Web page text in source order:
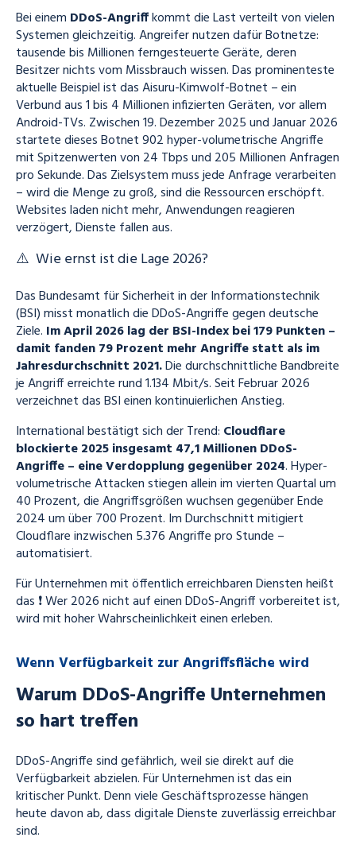
Bei einem DDoS-Angriffkommt die Last verteilt von vielen
Systemen gleichzeitig. Angreifer nutzen dafür Botnetze:
tausende bis Millionen ferngesteuerte Geräte, deren
Besitzer nichts vom Missbrauch wissen. Das prominenteste
aktuelle Beispiel ist das Aisuru-Kimwolf-Botnet – ein
Verbund aus 1 bis 4 Millionen infizierten Geräten, vor allem
Android-TVs. Zwischen 19. Dezember 2025 und Januar 2026
startete dieses Botnet 902 hyper-volumetrische Angriffe
mit Spitzenwerten von 24 Tbps und 205 Millionen Anfragen
pro Sekunde. Das Zielsystem muss jede Anfrage verarbeiten
– wird die Menge zu groß, sind die Ressourcen erschöpft.
Websites laden nicht mehr, Anwendungen reagieren
verzögert, Dienste fallen aus.
⚠️ Wie ernst ist die Lage 2026?
Das Bundesamt für Sicherheit in der Informationstechnik
(BSI) misst monatlich die DDoS-Angriffe gegen deutsche
Ziele. Im April 2026 lag der BSI-Index bei 179 Punkten –
damit fanden 79 Prozent mehr Angriffe statt als im
Jahresdurchschnitt 2021.Die durchschnittliche Bandbreite
je Angriff erreichte rund 1.134 Mbit/s. Seit Februar 2026
verzeichnet das BSI einen kontinuierlichen Anstieg.
International bestätigt sich der Trend: Cloudflare
blockierte 2025 insgesamt 47,1 Millionen DDoS-
Angriffe – eine Verdopplung gegenüber 2024. Hyper-
volumetrische Attacken stiegen allein im vierten Quartal um
40 Prozent, die Angriffsgrößen wuchsen gegenüber Ende
2024 um über 700 Prozent. Im Durchschnitt mitigiert
Cloudflare inzwischen 5.376 Angriffe pro Stunde –
automatisiert.
Für Unternehmen mit öffentlich erreichbaren Diensten heißt
das ❗ Wer 2026 nicht auf einen DDoS-Angriff vorbereitet ist,
wird mit hoher Wahrscheinlichkeit einen erleben.
Wenn Verfügbarkeit zur Angriffsfläche wird
Warum DDoS-Angriffe Unternehmen
so hart treffen
DDoS-Angriffe sind gefährlich, weil sie direkt auf die
Verfügbarkeit abzielen. Für Unternehmen ist das ein
kritischer Punkt. Denn viele Geschäftsprozesse hängen
heute davon ab, dass digitale Dienste zuverlässig erreichbar
sind.